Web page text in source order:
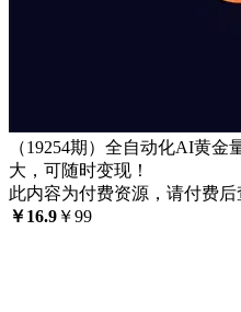
（19254期）全自动化AI黄
大，可随时变现！
此内容为付费资源，请付费后
￥16.9 ￥99